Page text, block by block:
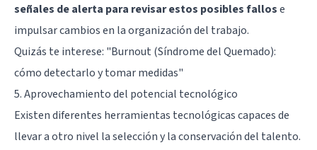
señales de alerta para revisar estos posibles fallose
impulsar cambios en la organización del trabajo.
Quizás te interese: "Burnout (Síndrome del Quemado):
cómo detectarlo y tomar medidas"
5. Aprovechamiento del potencial tecnológico
Existen diferentes herramientas tecnológicas capaces de
llevar a otro nivel la selección y la conservación del talento.